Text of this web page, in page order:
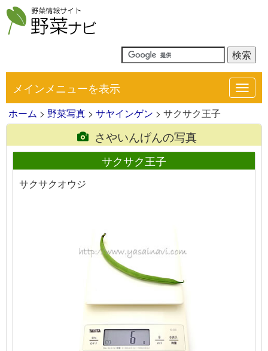
メインメニューを表示
ホーム > 野菜写真 > サヤインゲン > サクサク王子
さやいんげんの写真
サクサク王子
サクサクオウジ